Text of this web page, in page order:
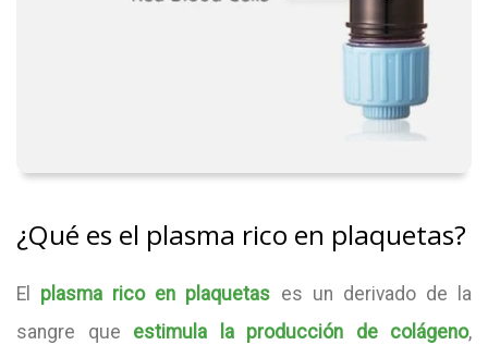
¿Qué es el plasma rico en plaquetas?
El plasma rico en plaquetas es un derivado de la
sangre que estimula la producción de colágeno,